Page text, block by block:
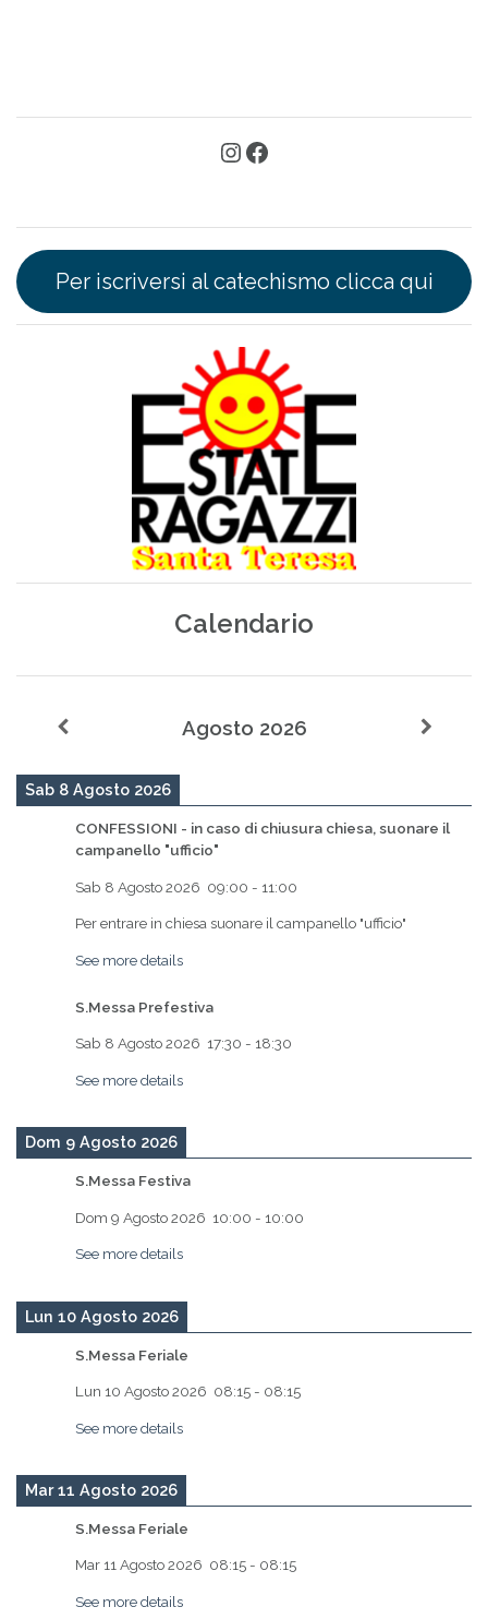
Per iscriversi al catechismo clicca qui
Calendario
Agosto 2026
Sab 8 Agosto 2026
CONFESSIONI - in caso di chiusura chiesa, suonare il
campanello "ufficio"
Sab 8 Agosto 2026 09:00 - 11:00
Per entrare in chiesa suonare il campanello "ufficio"
See more details
S.Messa Prefestiva
Sab 8 Agosto 2026 17:30 - 18:30
See more details
Dom 9 Agosto 2026
S.Messa Festiva
Dom 9 Agosto 2026 10:00 - 10:00
See more details
Lun 10 Agosto 2026
S.Messa Feriale
Lun 10 Agosto 2026 08:15 - 08:15
See more details
Mar 11 Agosto 2026
S.Messa Feriale
Mar 11 Agosto 2026 08:15 - 08:15
See more details